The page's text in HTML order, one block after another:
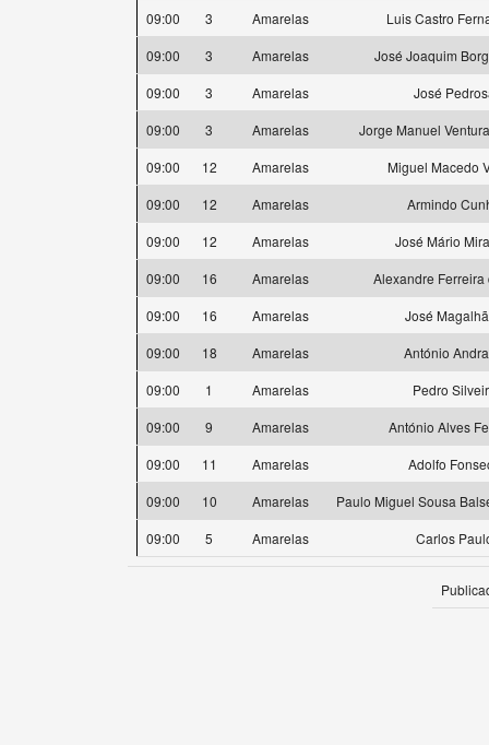
09:00
3 Amarelas
Luis Castro
09:00
3 Amarelas
José Joaquim
09:00
3 Amarelas
José
09:00
3 Amarelas
Jorge Manuel
09:00
12 Amarelas
Miguel Macedo
09:00
12 Amarelas
Armindo
09:00
12 Amarelas
José Mário
09:00
16 Amarelas
Alexandre Ferreira
09:00
16 Amarelas
José
09:00
18 Amarelas
António
09:00
1 Amarelas
Pedro
09:00
9 Amarelas
António Alves
09:00
11 Amarelas
Adolfo
09:00
10 Amarelas
Paulo Miguel Sousa
09:00
5 Amarelas Carlos